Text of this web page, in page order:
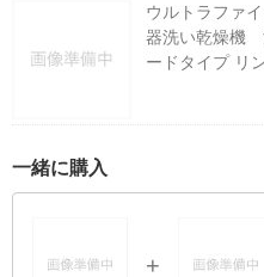
ウルトラファ
器洗い乾燥機
ードタイプ リ
一緒に購入